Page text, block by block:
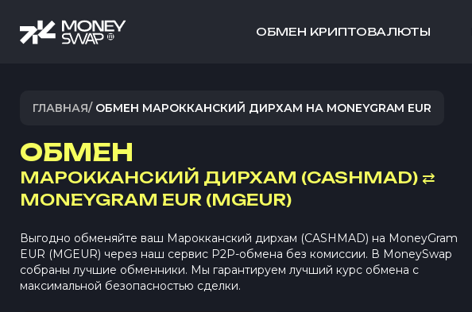
ОБМЕН КРИПТОВАЛЮТЫ
ГЛАВНАЯ/ ОБМЕН МАРОККАНСКИЙ ДИРХАМ НА MONEYGRAM EUR
ОБМЕН
МАРОККАНСКИЙ ДИРХАМ (CASHMAD) ⇄
MONEYGRAM EUR (MGEUR)
Выгодно обменяйте ваш Марокканский дирхам (CASHMAD) на MoneyGram
EUR (MGEUR) через наш сервис P2P-обмена без комиссии. В MoneySwap
собраны лучшие обменники. Мы гарантируем лучший курс обмена с
максимальной безопасностью сделки.